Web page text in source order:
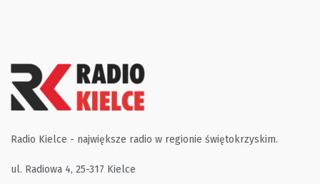
Radio Kielce - największe radio w regionie świętokrzyskim.
ul. Radiowa 4, 25-317 Kielce